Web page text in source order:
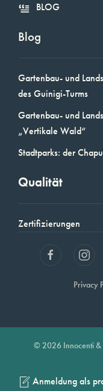
BLOG
Blog
Gartenbau- und
des Guinigi-Turms
Gartenbau- und
„Vertikale Wald“
Stadtparks: der
Qualität
Zertifizierungen
Privacy
© 2026 Innocenti &
Anmeldung als